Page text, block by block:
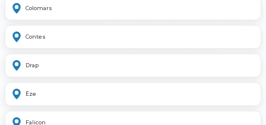
Colomars
Contes
Drap
Èze
Falicon